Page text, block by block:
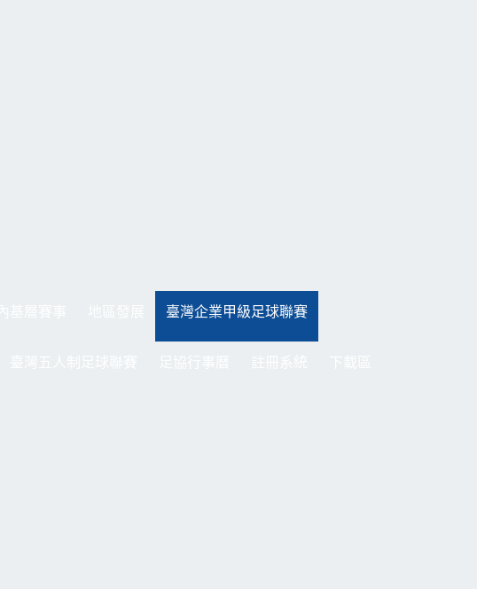
臺灣企業甲級足球聯賽